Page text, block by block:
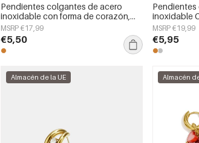
Pendientes colgantes de acero
inoxidable con forma de corazón,
sencillos, de la serie Daily Simple,
joyería para mujer.
MSRP €17,99
€5,50
Pendientes
inoxidable
Series
MSRP €19,99
€5,95
Almacén de la UE Almacén